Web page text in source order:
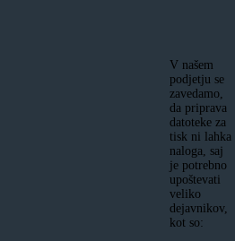
V našem
podjetju se
zavedamo,
da priprava
datoteke za
tisk ni lahka
naloga, saj
je potrebno
upoštevati
veliko
dejavnikov,
kot so: